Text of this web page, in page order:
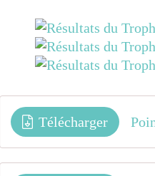
Télécharger